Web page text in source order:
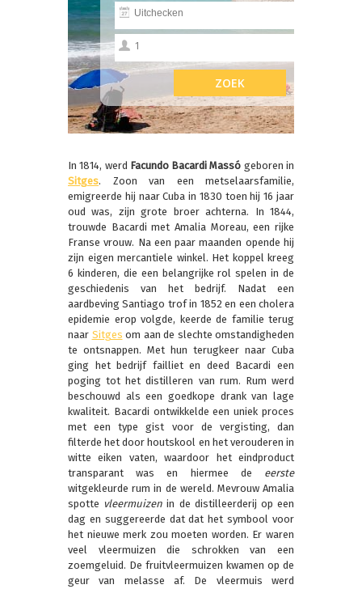
In 1814, werd Facundo Bacardi Massó geboren in
Sitges. Zoon van een metselaarsfamilie,
emigreerde hij naar Cuba in 1830 toen hij 16 jaar
oud was, zijn grote broer achterna. In 1844,
trouwde Bacardi met Amalia Moreau, een rijke
Franse vrouw. Na een paar maanden opende hij
zijn eigen mercantiele winkel. Het koppel kreeg
6 kinderen, die een belangrijke rol spelen in de
geschiedenis van het bedrijf. Nadat een
aardbeving Santiago trof in 1852 en een cholera
epidemie erop volgde, keerde de familie terug
naar Sitges om aan de slechte omstandigheden
te ontsnappen. Met hun terugkeer naar Cuba
ging het bedrijf failliet en deed Bacardi een
poging tot het distilleren van rum. Rum werd
beschouwd als een goedkope drank van lage
kwaliteit. Bacardi ontwikkelde een uniek proces
met een type gist voor de vergisting, dan
filterde het door houtskool en het verouderen in
witte eiken vaten, waardoor het eindproduct
transparant was en hiermee de eerste
witgekleurde rum in de wereld. Mevrouw Amalia
spotte vleermuizen in de distilleerderij op een
dag en suggereerde dat dat het symbool voor
het nieuwe merk zou moeten worden. Er waren
veel vleermuizen die schrokken van een
zoemgeluid. De fruitvleermuizen kwamen op de
geur van melasse af. De vleermuis werd